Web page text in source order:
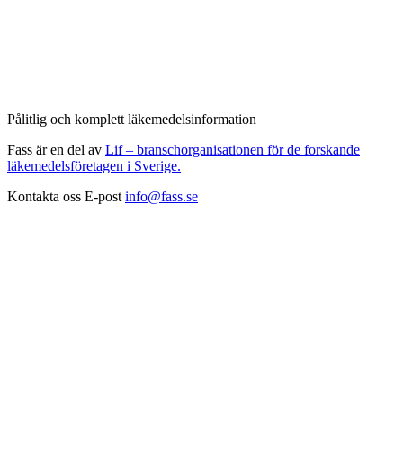
Pålitlig och komplett läkemedelsinformation
Fass är en del av Lif – branschorganisationen för de forskande
läkemedelsföretagen i Sverige.
Kontakta oss E-post info@fass.se